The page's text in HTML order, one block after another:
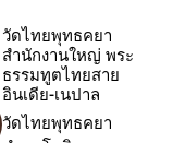
วัดไทยพุทธคยา
สำนักงานใหญ่ พระ
ธรรมทูตไทยสาย
อินเดีย-เนปาล
วัดไทยพุทธคยา